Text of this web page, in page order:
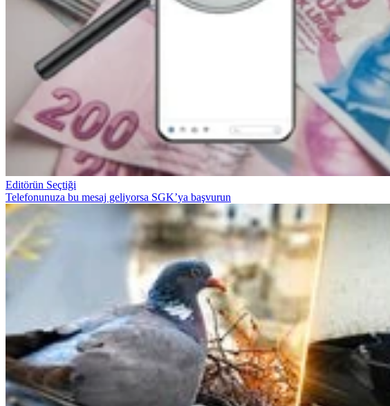
Editörün Seçtiği
Telefonunuza bu mesaj geliyorsa SGK’ya başvurun